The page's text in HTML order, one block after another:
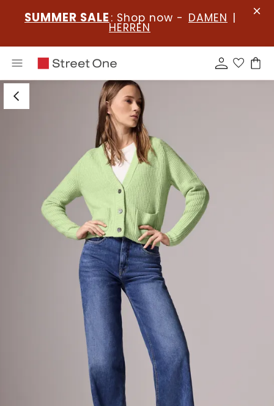
SUMMER SALE : Shop now - DAMEN |
HERREN